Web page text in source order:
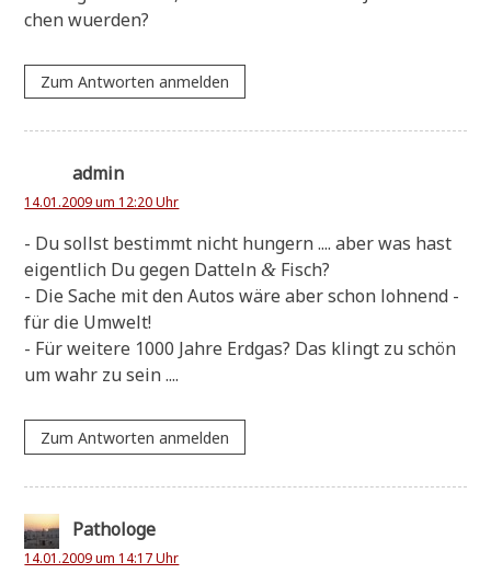
chen wuerden?
Zum Antworten anmelden
admin
14.01.2009 um 12:20 Uhr
- Du sollst bestimmt nicht hun­gern .... aber was hast
eigent­lich Du gegen Dat­teln& Fisch?
- Die Sache mit den Autos wäre aber schon loh­nend -
für die Umwelt!
- Für wei­te­re 1000 Jah­re Erd­gas? Das klingt zu schön
um wahr zu sein ....
Zum Antworten anmelden
Pathologe
14.01.2009 um 14:17 Uhr